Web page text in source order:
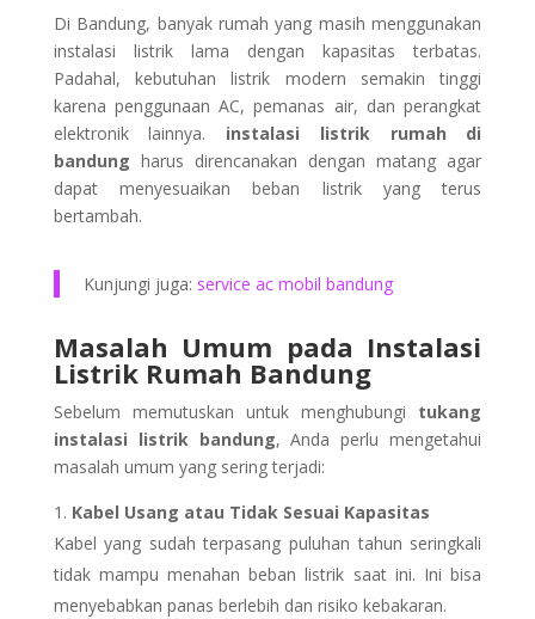
Di Bandung, banyak rumah yang masih menggunakan
instalasi listrik lama dengan kapasitas terbatas.
Padahal, kebutuhan listrik modern semakin tinggi
karena penggunaan AC, pemanas air, dan perangkat
elektronik lainnya. instalasi listrik rumah di
bandung harus direncanakan dengan matang agar
dapat menyesuaikan beban listrik yang terus
bertambah.
Kunjungi juga: service ac mobil bandung
Masalah Umum pada Instalasi
Listrik Rumah Bandung
Sebelum memutuskan untuk menghubungi tukang
instalasi listrik bandung, Anda perlu mengetahui
masalah umum yang sering terjadi:
Kabel Usang atau Tidak Sesuai Kapasitas
Kabel yang sudah terpasang puluhan tahun seringkali
tidak mampu menahan beban listrik saat ini. Ini bisa
menyebabkan panas berlebih dan risiko kebakaran.